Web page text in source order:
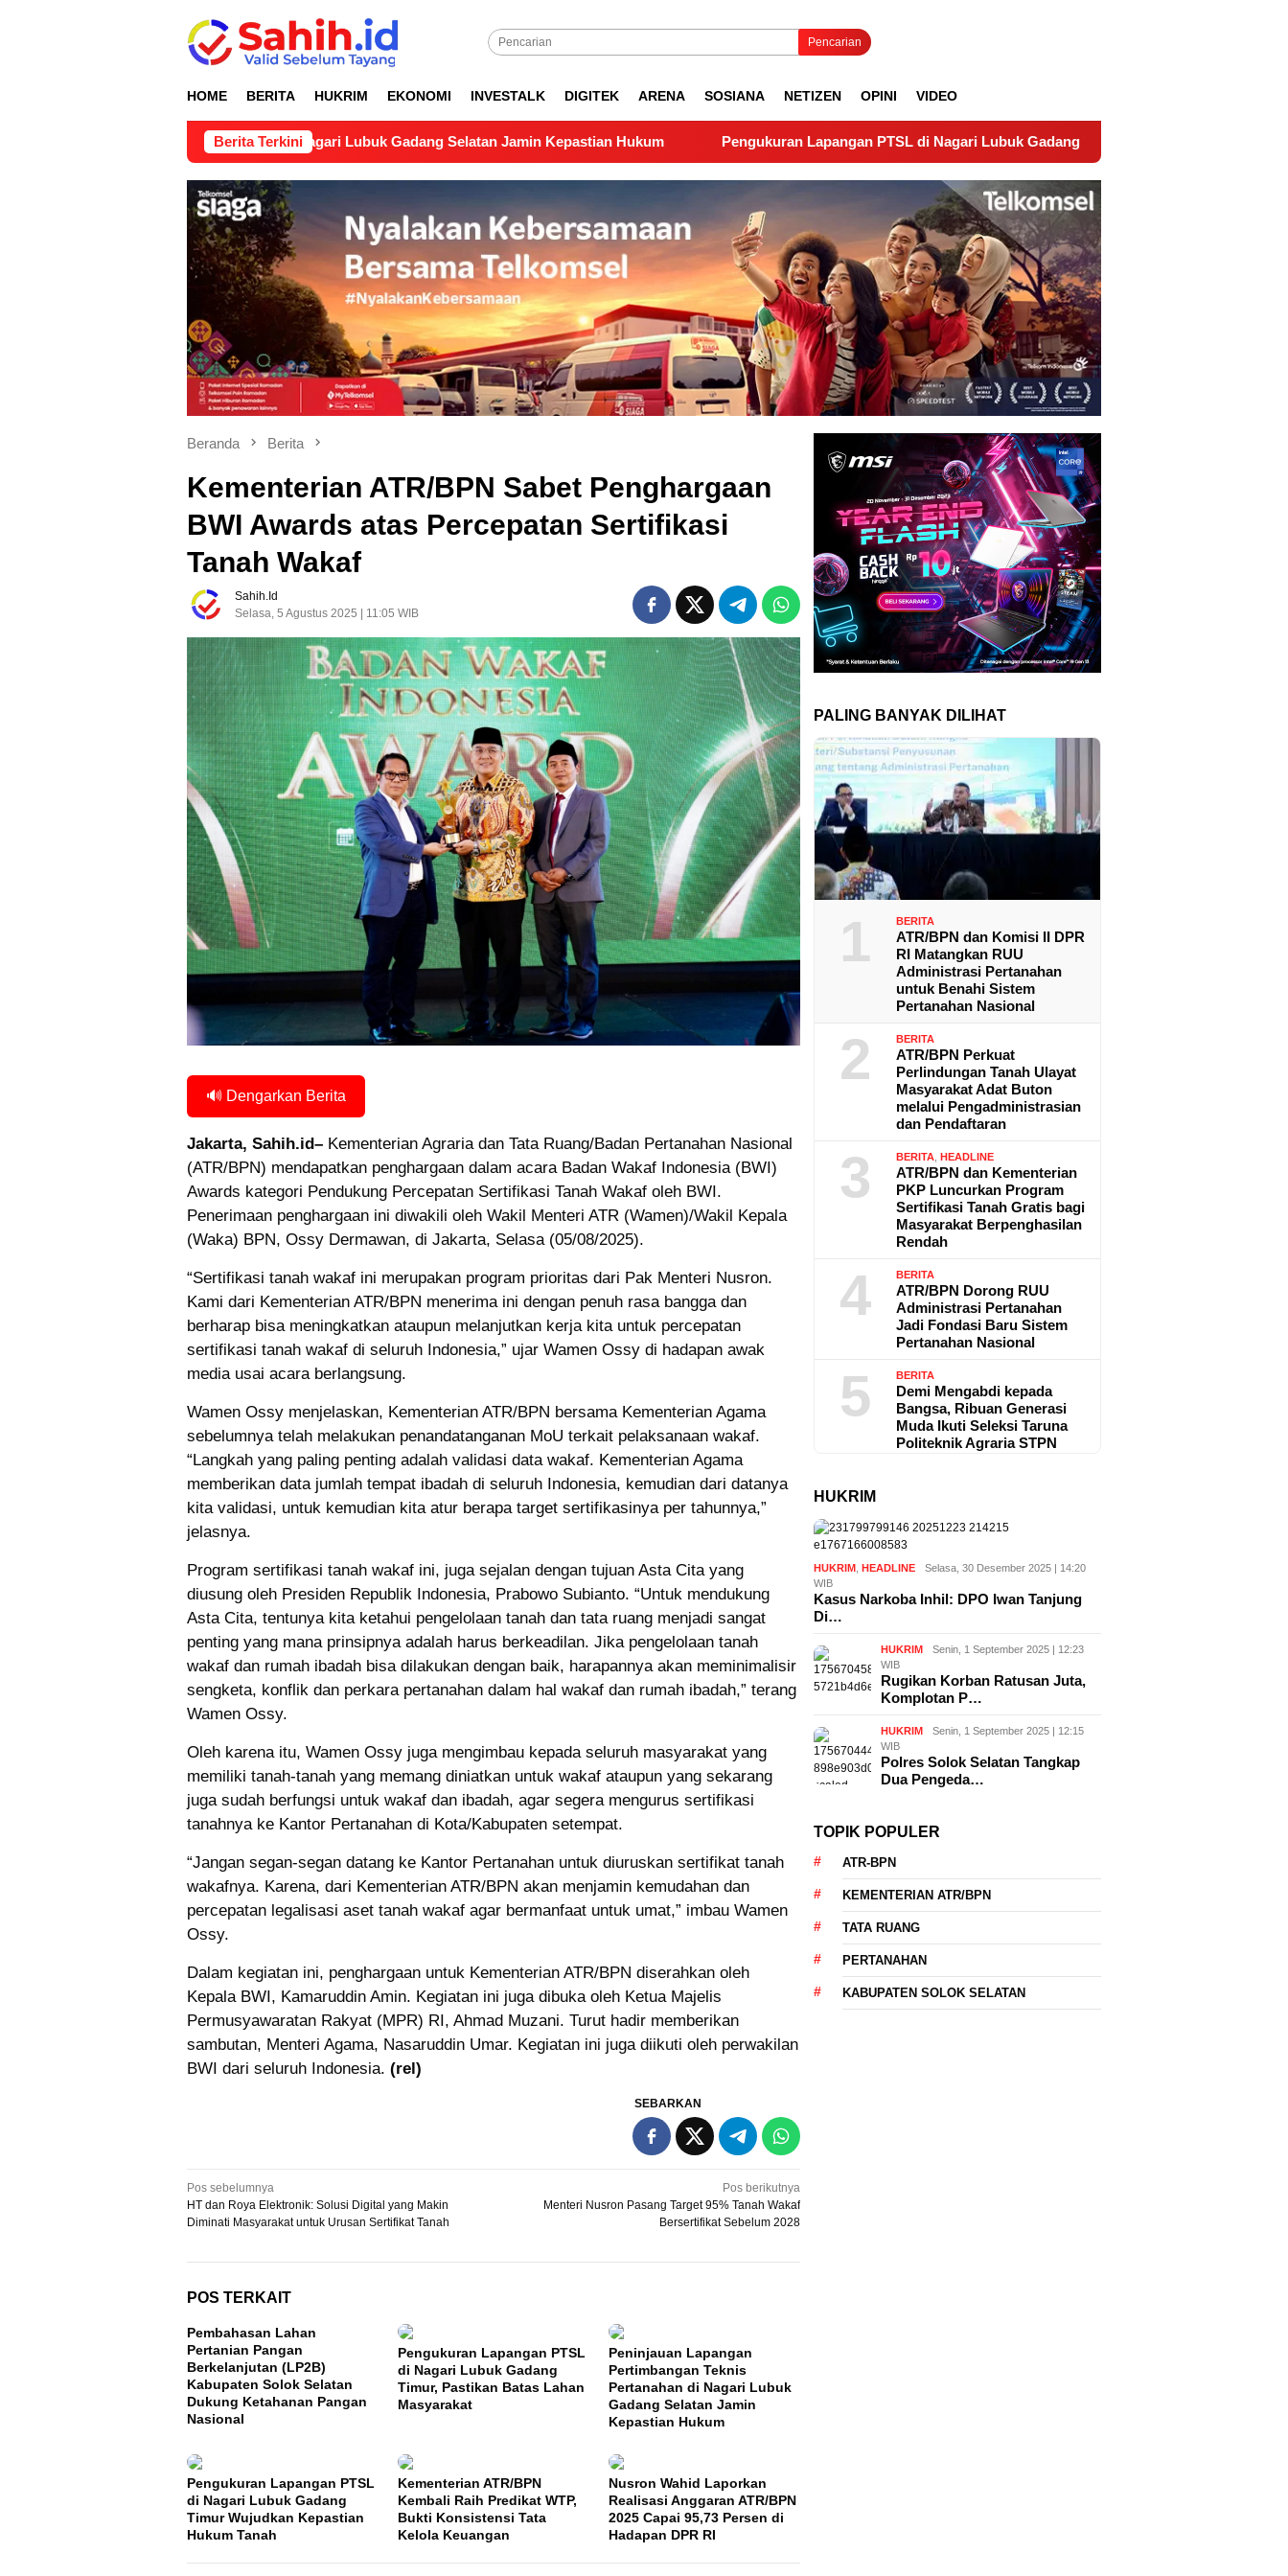
Pencarian
HOME BERITA HUKRIM EKONOMI INVESTALK DIGITEK ARENA SOSIANA NETIZEN OPINI VIDEO
Berita Terkini
Teknis Pertanahan di Nagari Lubuk Gadang Selatan Jamin Kepastian Hukum Pengukuran Lapangan PTSL di Nagari Lubuk Gadang Timur Wujudkan Kepastian Hukum Tanah
Beranda Berita
Kementerian ATR/BPN Sabet Penghargaan
BWI Awards atas Percepatan Sertifikasi
Tanah Wakaf
Sahih.id
Selasa, 5 Agustus 2025 | 11:05 WIB
🔊 Dengarkan Berita
Jakarta, Sahih.id– Kementerian Agraria dan Tata Ruang/Badan Pertanahan Nasional
(ATR/BPN) mendapatkan penghargaan dalam acara Badan Wakaf Indonesia (BWI)
Awards kategori Pendukung Percepatan Sertifikasi Tanah Wakaf oleh BWI.
Penerimaan penghargaan ini diwakili oleh Wakil Menteri ATR (Wamen)/Wakil Kepala
(Waka) BPN, Ossy Dermawan, di Jakarta, Selasa (05/08/2025).
“Sertifikasi tanah wakaf ini merupakan program prioritas dari Pak Menteri Nusron.
Kami dari Kementerian ATR/BPN menerima ini dengan penuh rasa bangga dan
berharap bisa meningkatkan ataupun melanjutkan kerja kita untuk percepatan
sertifikasi tanah wakaf di seluruh Indonesia,” ujar Wamen Ossy di hadapan awak
media usai acara berlangsung.
Wamen Ossy menjelaskan, Kementerian ATR/BPN bersama Kementerian Agama
sebelumnya telah melakukan penandatanganan MoU terkait pelaksanaan wakaf.
“Langkah yang paling penting adalah validasi data wakaf. Kementerian Agama
memberikan data jumlah tempat ibadah di seluruh Indonesia, kemudian dari datanya
kita validasi, untuk kemudian kita atur berapa target sertifikasinya per tahunnya,”
jelasnya.
Program sertifikasi tanah wakaf ini, juga sejalan dengan tujuan Asta Cita yang
diusung oleh Presiden Republik Indonesia, Prabowo Subianto. “Untuk mendukung
Asta Cita, tentunya kita ketahui pengelolaan tanah dan tata ruang menjadi sangat
penting yang mana prinsipnya adalah harus berkeadilan. Jika pengelolaan tanah
wakaf dan rumah ibadah bisa dilakukan dengan baik, harapannya akan meminimalisir
sengketa, konflik dan perkara pertanahan dalam hal wakaf dan rumah ibadah,” terang
Wamen Ossy.
Oleh karena itu, Wamen Ossy juga mengimbau kepada seluruh masyarakat yang
memiliki tanah-tanah yang memang diniatkan untuk wakaf ataupun yang sekarang
juga sudah berfungsi untuk wakaf dan ibadah, agar segera mengurus sertifikasi
tanahnya ke Kantor Pertanahan di Kota/Kabupaten setempat.
“Jangan segan-segan datang ke Kantor Pertanahan untuk diuruskan sertifikat tanah
wakafnya. Karena, dari Kementerian ATR/BPN akan menjamin kemudahan dan
percepatan legalisasi aset tanah wakaf agar bermanfaat untuk umat,” imbau Wamen
Ossy.
Dalam kegiatan ini, penghargaan untuk Kementerian ATR/BPN diserahkan oleh
Kepala BWI, Kamaruddin Amin. Kegiatan ini juga dibuka oleh Ketua Majelis
Permusyawaratan Rakyat (MPR) RI, Ahmad Muzani. Turut hadir memberikan
sambutan, Menteri Agama, Nasaruddin Umar. Kegiatan ini juga diikuti oleh perwakilan
BWI dari seluruh Indonesia. (rel)
SEBARKAN
Navigasi
pos
Pos sebelumnya
HT dan Roya Elektronik: Solusi Digital yang Makin
Diminati Masyarakat untuk Urusan Sertifikat Tanah
Pos berikutnya
Menteri Nusron Pasang Target 95% Tanah Wakaf
Bersertifikat Sebelum 2028
POS TERKAIT
Pembahasan Lahan
Pertanian Pangan
Berkelanjutan (LP2B)
Kabupaten Solok Selatan
Dukung Ketahanan Pangan
Nasional
Pengukuran Lapangan PTSL
di Nagari Lubuk Gadang
Timur, Pastikan Batas Lahan
Masyarakat
Peninjauan Lapangan
Pertimbangan Teknis
Pertanahan di Nagari Lubuk
Gadang Selatan Jamin
Kepastian Hukum
Pengukuran Lapangan PTSL
di Nagari Lubuk Gadang
Timur Wujudkan Kepastian
Hukum Tanah
Kementerian ATR/BPN
Kembali Raih Predikat WTP,
Bukti Konsistensi Tata
Kelola Keuangan
Nusron Wahid Laporkan
Realisasi Anggaran ATR/BPN
2025 Capai 95,73 Persen di
Hadapan DPR RI
PALING BANYAK DILIHAT
1 BERITA
ATR/BPN dan Komisi II DPR
RI Matangkan RUU
Administrasi Pertanahan
untuk Benahi Sistem
Pertanahan Nasional
2 BERITA
ATR/BPN Perkuat
Perlindungan Tanah Ulayat
Masyarakat Adat Buton
melalui Pengadministrasian
dan Pendaftaran
3 BERITA HEADLINE
ATR/BPN dan Kementerian
PKP Luncurkan Program
Sertifikasi Tanah Gratis bagi
Masyarakat Berpenghasilan
Rendah
4 BERITA
ATR/BPN Dorong RUU
Administrasi Pertanahan
Jadi Fondasi Baru Sistem
Pertanahan Nasional
5 BERITA
Demi Mengabdi kepada
Bangsa, Ribuan Generasi
Muda Ikuti Seleksi Taruna
Politeknik Agraria STPN
HUKRIM
HUKRIM HEADLINE
Selasa, 30 Desember 2025 | 14:20
WIB
Kasus Narkoba Inhil: DPO Iwan Tanjung
Di…
HUKRIM
Senin, 1 September 2025 | 12:23
WIB
Rugikan Korban Ratusan Juta,
Komplotan P…
HUKRIM
Senin, 1 September 2025 | 12:15
WIB
Polres Solok Selatan Tangkap
Dua Pengeda…
TOPIK POPULER
ATR-BPN
KEMENTERIAN ATR/BPN
TATA RUANG
PERTANAHAN
KABUPATEN SOLOK SELATAN